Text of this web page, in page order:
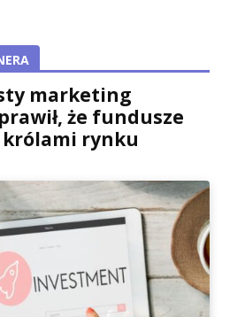
marketing
że fundusze
królami rynku